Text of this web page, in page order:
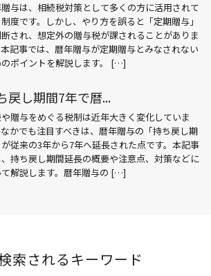
与は、相続税対策として多くの方に活用されて
度です。しかし、やり方を誤ると「定期贈与」
断され、想定外の贈与税が課されることがありま
記事では、暦年贈与が定期贈与とみなされない
のポイントを解説します。 […]
戻し期間7年で暦...
贈与をめぐる税制は近年大きく変化していま
かでも注目すべきは、暦年贈与の「持ち戻し期
従来の3年から7年へ延長された点です。本記事
持ち戻し期間延長の概要や注意点、対策などに
て解説します。暦年贈与の […]
索されるキーワード